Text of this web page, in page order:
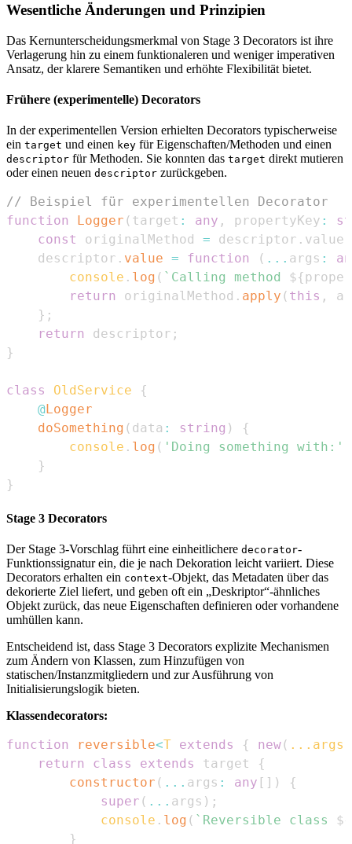
Wesentliche Änderungen und Prinzipien
Das Kernunterscheidungsmerkmal von Stage 3 Decorators ist ihre
Verlagerung hin zu einem funktionaleren und weniger imperativen
Ansatz, der klarere Semantiken und erhöhte Flexibilität bietet.
Frühere (experimentelle) Decorators
In der experimentellen Version erhielten Decorators typischerweise
ein target und einen key für Eigenschaften/Methoden und einen
descriptor für Methoden. Sie konnten das target direkt mutieren
oder einen neuen descriptor zurückgeben.
// Beispiel für experimentellen Decorator
function
Logger ( target : any , propertyKey :
const
originalMethod = descriptor . value
    descriptor
. value = function ( ... args :
console . log ( ` Calling method ${
return
originalMethod . apply ( this ,
} ;
return
descriptor ;
}
class OldService
{
@Logger
doSomething ( data : string )
{
console . log ( 'Doing something with:'
}
}
Stage 3 Decorators
Der Stage 3-Vorschlag führt eine einheitlichere decorator-
Funktionssignatur ein, die je nach Dekoration leicht variiert. Diese
Decorators erhalten ein context-Objekt, das Metadaten über das
dekorierte Ziel liefert, und geben oft ein „Deskriptor“-ähnliches
Objekt zurück, das neue Eigenschaften definieren oder vorhandene
umhüllen kann.
Entscheidend ist, dass Stage 3 Decorators explizite Mechanismen
zum Ändern von Klassen, zum Hinzufügen von
statischen/Instanzmitgliedern und zur Ausführung von
Initialisierungslogik bieten.
Klassendecorators:
function reversible<T extends { new( ... args
return
class extends target
{
constructor ( ... args : any [ ] )
{
super ( ... args ) ;
console . log ( ` Reversible class
${
}